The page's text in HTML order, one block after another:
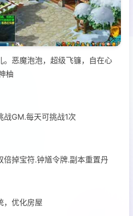
。恶魔泡泡，超级飞镰，自在心
柚
战GM.每天可挑战1次
倍掉宝符.钟馗令牌.副本重置丹
，优化房屋